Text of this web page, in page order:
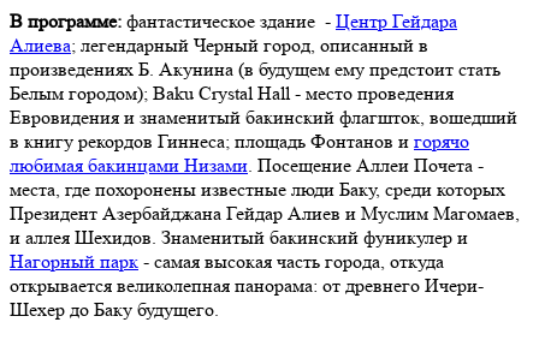
В программе: фантастическое здание - Центр Гейдара
Алиева; легендарный Черный город, описанный в
произведениях Б. Акунина (в будущем ему предстоит стать
Белым городом); Baku Crystal Hall - место проведения
Евровидения и знаменитый бакинский флагшток, вошедший
в книгу рекордов Гиннеса; площадь Фонтанов и горячо
любимая бакинцами Низами. Посещение Аллеи Почета -
места, где похоронены известные люди Баку, среди которых
Президент Азербайджана Гейдар Алиев и Муслим Магомаев,
и аллея Шехидов. Знаменитый бакинский фуникулер и
Нагорный парк - самая высокая часть города, откуда
открывается великолепная панорама: от древнего Ичери-
Шехер до Баку будущего.